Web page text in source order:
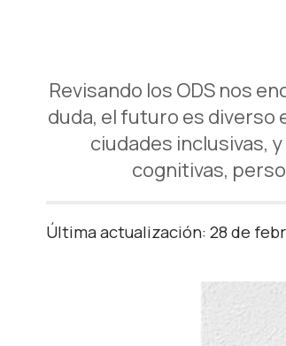
Revisando los ODS nos
duda, el futuro es diverso
ciudades inclusivas,
cognitivas,
Última actualización: 28 de